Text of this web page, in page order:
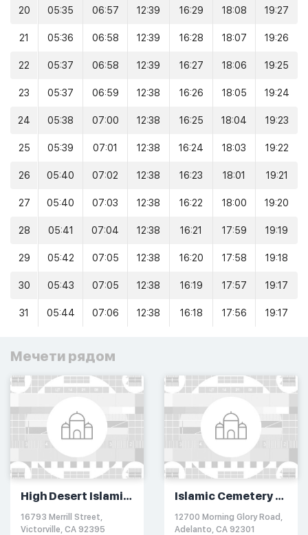
20 05:35 06:57 12:39 16:29 18:08 19:27
21 05:36 06:58 12:39 16:28 18:07 19:26
22 05:37 06:58 12:39 16:27 18:06 19:25
23 05:37 06:59 12:38 16:26 18:05 19:24
24 05:38 07:00 12:38 16:25 18:04 19:23
25 05:39 07:01 12:38 16:24 18:03 19:22
26 05:40 07:02 12:38 16:23 18:01 19:21
27 05:40 07:03 12:38 16:22 18:00 19:20
28 05:41 07:04 12:38 16:21 17:59 19:19
29 05:42 07:05 12:38 16:20 17:58 19:18
30 05:43 07:05 12:38 16:19 17:57 19:17
31 05:44 07:06 12:38 16:18 17:56 19:17
Мечети рядом
High Desert Islamic
Society
16793 Merrill Street,
Victorville, CA 92395
Islamic Cemetery &
Masjid
12700 Morning Glory Road,
Adelanto, CA 92301